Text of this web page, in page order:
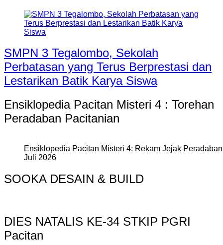
SMPN 3 Tegalombo, Sekolah
Perbatasan yang Terus Berprestasi dan
Lestarikan Batik Karya Siswa
Ensiklopedia Pacitan Misteri 4 : Torehan
Peradaban Pacitanian
Ensiklopedia Pacitan Misteri 4: Rekam Jejak
Juli 2026
SOOKA DESAIN & BUILD
DIES NATALIS KE-34 STKIP PGRI
Pacitan